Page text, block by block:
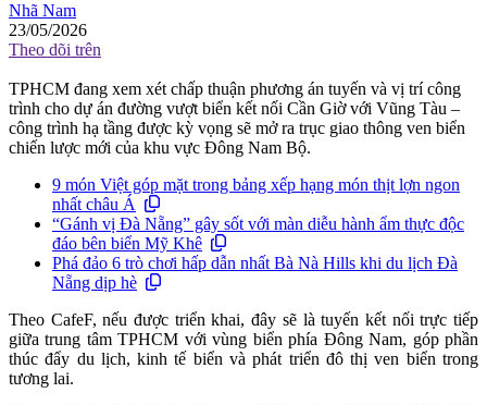
Nhã Nam
23/05/2026
Theo dõi trên
TPHCM đang xem xét chấp thuận phương án tuyến và vị trí công
trình cho dự án đường vượt biển kết nối Cần Giờ với Vũng Tàu –
công trình hạ tầng được kỳ vọng sẽ mở ra trục giao thông ven biển
chiến lược mới của khu vực Đông Nam Bộ.
9 món Việt góp mặt trong bảng xếp hạng món thịt lợn ngon
nhất châu Á
“Gánh vị Đà Nẵng” gây sốt với màn diễu hành ẩm thực độc
đáo bên biển Mỹ Khê
Phá đảo 6 trò chơi hấp dẫn nhất Bà Nà Hills khi du lịch Đà
Nẵng dịp hè
Theo CafeF, nếu được triển khai, đây sẽ là tuyến kết nối trực tiếp
giữa trung tâm TPHCM với vùng biển phía Đông Nam, góp phần
thúc đẩy du lịch, kinh tế biển và phát triển đô thị ven biển trong
tương lai.